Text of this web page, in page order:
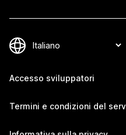
Accesso sviluppatori
Termini e condizioni del